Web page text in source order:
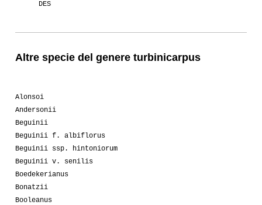
DES
Altre specie del genere turbinicarpus
Alonsoi
Andersonii
Beguinii
Beguinii f. albiflorus
Beguinii ssp. hintoniorum
Beguinii v. senilis
Boedekerianus
Bonatzii
Booleanus